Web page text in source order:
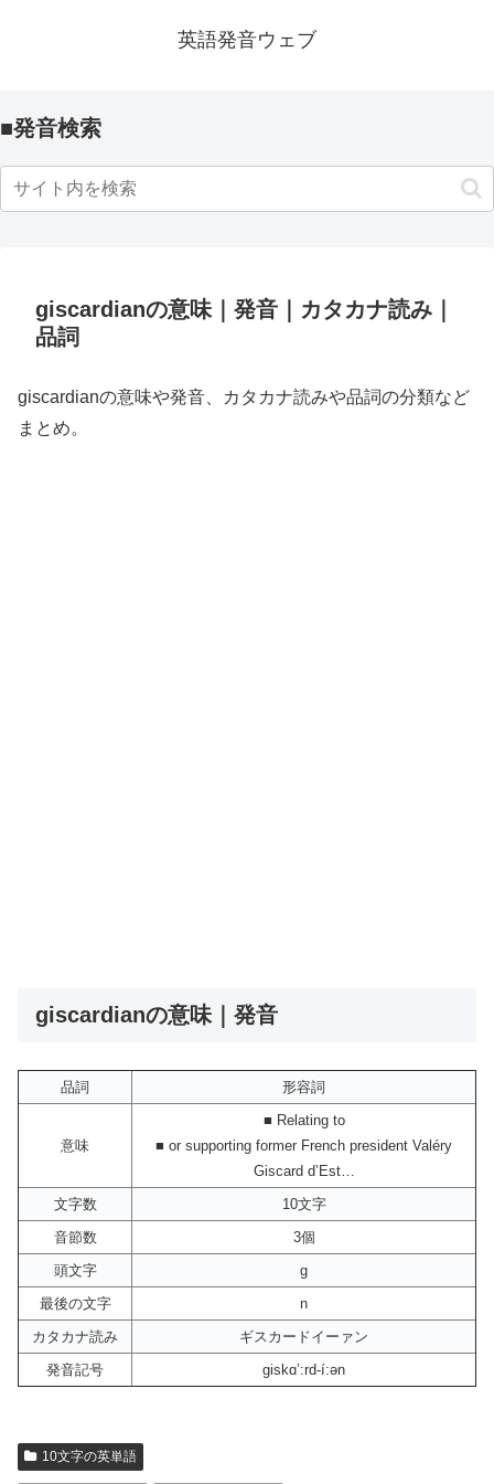
英語発音ウェブ
■発音検索
giscardianの意味｜発音｜カタカナ読み｜
品詞
giscardianの意味や発音、カタカナ読みや品詞の分類など
まとめ。
giscardianの意味｜発音
品詞 形容詞
意味
■ Relating to
■ or supporting former French president Valéry
Giscard d’Est…
文字数
10文字
音節数
3個
頭文字
g
最後の文字
n
カタカナ読み
ギスカードイーァン
発音記号
giskɑ’:rd-í:ən
10文字の英単語